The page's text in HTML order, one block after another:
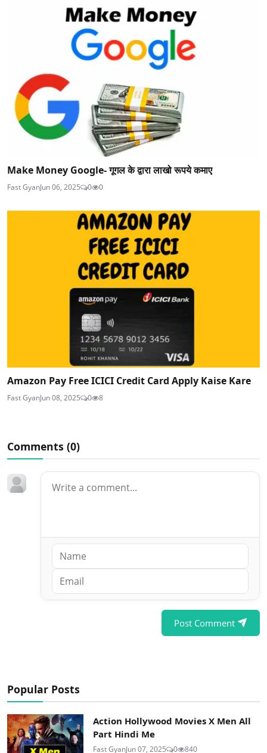
Make Money Google- गूगल के द्वारा लाखो रूपये कमाए
Fast GyanJun 06, 2025 0 0
Amazon Pay Free ICICI Credit Card Apply Kaise Kare
Fast GyanJun 08, 2025 0 8
Comments (0)
Post Comment
Popular Posts
Action Hollywood Movies X Men All
Part Hindi Me
Fast GyanJun 07, 2025 0 840